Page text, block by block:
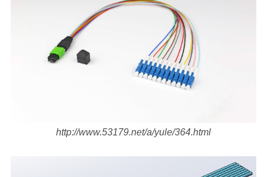
http://www.53179.net/a/yule/364.html